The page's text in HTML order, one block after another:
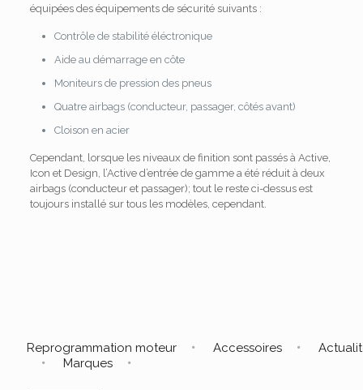
équipées des équipements de sécurité suivants :
Contrôle de stabilité éléctronique
Aide au démarrage en côte
Moniteurs de pression des pneus
Quatre airbags (conducteur, passager, côtés avant)
Cloison en acier
Cependant, lorsque les niveaux de finition sont passés à Active,
Icon et Design, l’Active d’entrée de gamme a été réduit à deux
airbags (conducteur et passager); tout le reste ci-dessus est
toujours installé sur tous les modèles, cependant.
Reprogrammation moteur Accessoires
Marques